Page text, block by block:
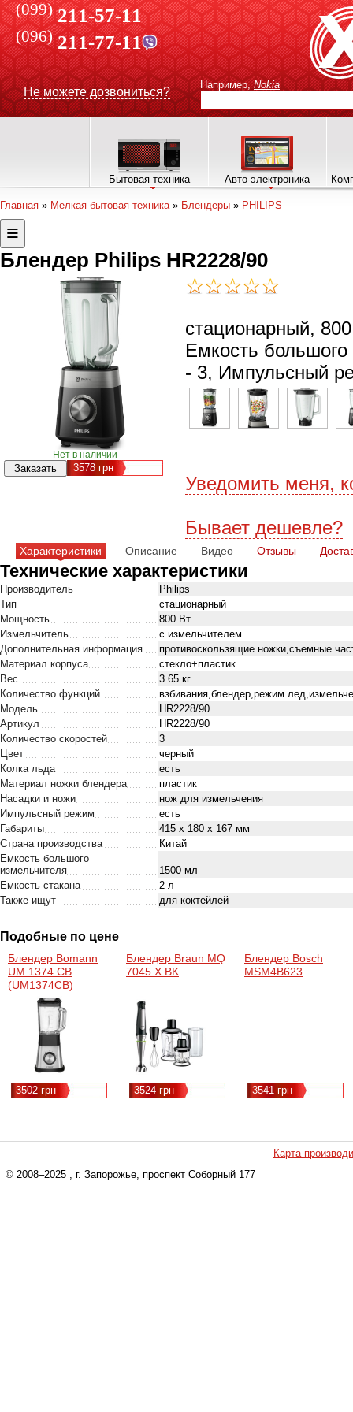
(099) 211-57-11
(096)211-77-11
Не можете дозвониться?
Например, Nokia
Бытовая техника Авто-электроника
Главная » Мелкая бытовая техника» Блендеры » PHILIPS
Блендер Philips HR2228/90
Нет в наличии
3578 грн
стационарный,
Емкость большого
- 3, Импульсный
Уведомить меня,
Бывает дешевле?
Характеристики Описание Видео Отзывы
Технические характеристики
Производитель
Philips
Тип
стационарный
Мощность
800 Вт
Измельчитель
с измельчителем
Дополнительная информация
противоскользящие ножки,съемные
Материал корпуса
стекло+пластик
Вес
3.65 кг
Количество функций
взбивания,блендер,режим
Модель
HR2228/90
Артикул
HR2228/90
Количество скоростей
3
Цвет
черный
Колка льда
есть
Материал ножки блендера
пластик
Насадки и ножи
нож для измельчения
Импульсный режим
есть
Габариты
415 х 180 х 167 мм
Страна производства
Китай
Емкость большого
измельчителя
1500 мл
Емкость стакана
2 л
Также ищут
для коктейлей
Подобные по цене
Блендер Bomann
UM 1374 CB
(UM1374CB)
3502 грн
Блендер Braun MQ
7045 X BK
3524 грн
Блендер Bosch
MSM4B623
3541 грн
Карта
© 2008–2025 , г. Запорожье, проспект Соборный 177